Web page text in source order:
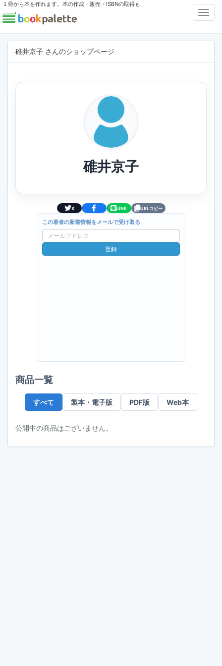
１冊から本を作れます。本の作成・販売・ISBNの取得も
碓井京子 さんのショップページ
碓井京子
X LINE URLコピー
この著者の新着情報をメールで受け取る
ー
ル
登録
商品一覧
すべて 製本・電子版 PDF版 Web本
公開中の商品はございません。